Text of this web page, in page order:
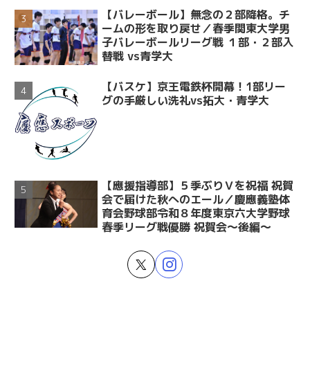
【バレーボール】無念の２部降格。チ
ームの形を取り戻せ／春季関東大学男
子バレーボールリーグ戦 １部・２部入
替戦 vs青学大
【バスケ】京王電鉄杯開幕！1部リー
グの手厳しい洗礼vs拓大・青学大
【應援指導部】５季ぶりＶを祝福 祝賀
会で届けた秋へのエール／慶應義塾体
育会野球部令和８年度東京六大学野球
春季リーグ戦優勝 祝賀会～後編～